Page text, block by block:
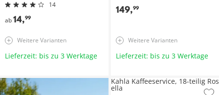
14
ab14,99
Weitere Varianten
Lieferzeit: bis zu 3 Werktage
149,99
Weitere Varianten
Lieferzeit: bis zu 3 Werktage
Kahla Kaffeeservice, 18-teilig Ros
ella